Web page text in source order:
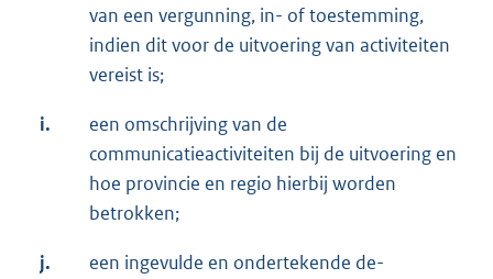
van een vergunning, in- of toestemming,
indien dit voor de uitvoering van activiteiten
vereist is;
i.
een omschrijving van de
communicatieactiviteiten bij de uitvoering en
hoe provincie en regio hierbij worden
betrokken;
j.
een ingevulde en ondertekende de-